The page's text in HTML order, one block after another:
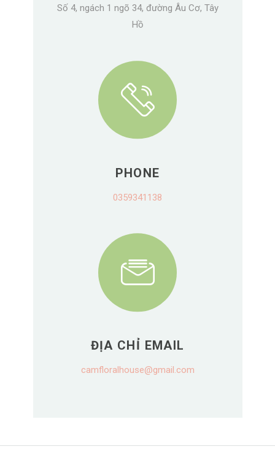
Số 4, ngách 1 ngõ 34, đường Âu Cơ, Tây
Hồ
PHONE
0359341138
ĐỊA CHỈ EMAIL
camfloralhouse@gmail.com